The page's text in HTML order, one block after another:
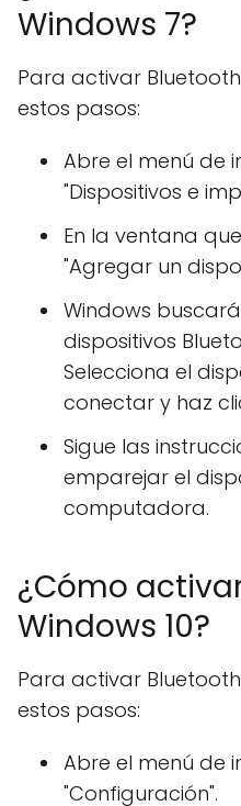
Windows 7?
Para activar
estos pasos:
Abre el menú de
"Dispositivos e
En la ventana
"Agregar un
Windows
dispositivos
Selecciona el
conectar y haz
Sigue las
emparejar el
computadora.
¿Cómo
Windows 10?
Para activar Bluetooth
estos pasos:
Abre el menú de
"Configuración".